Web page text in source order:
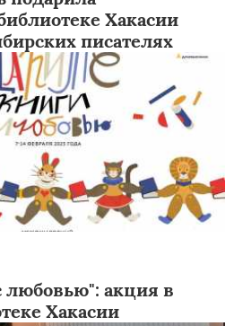
Хакасии
писателях
любовью": акция в
Хакасии